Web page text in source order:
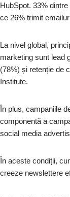
HubSpot. 33%
ce 26% trimit
La nivel global,
marketing sunt lead
(78%) și retenție de
Institute.
În plus, campaniile
componentă a
social media
În aceste condiții,
creeze newslettere